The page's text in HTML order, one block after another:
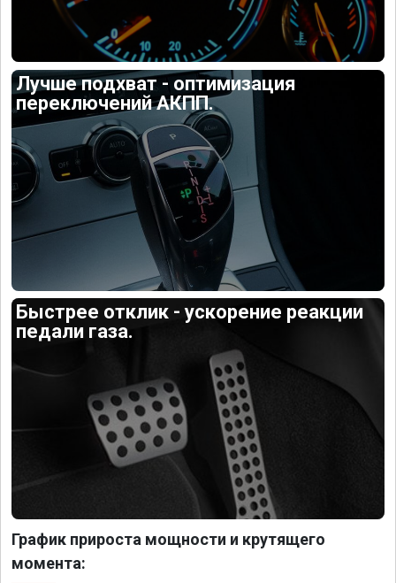
Лучше подхват - оптимизация
переключений АКПП.
Быстрее отклик - ускорение реакции
педали газа.
График прироста мощности и крутящего
момента: